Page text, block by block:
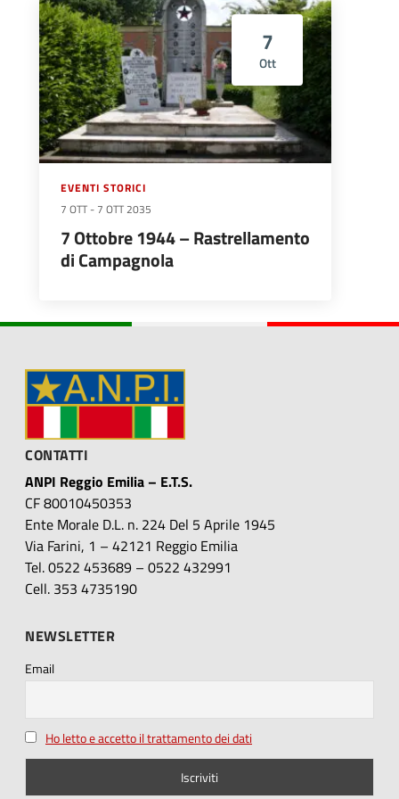
7
Ott
EVENTI STORICI
7 OTT - 7 OTT 2035
7 Ottobre 1944 – Rastrellamento
di Campagnola
CONTATTI
ANPI Reggio Emilia – E.T.S.
CF 80010450353
Ente Morale D.L. n. 224 Del 5 Aprile 1945
Via Farini, 1 – 42121 Reggio Emilia
Tel. 0522 453689 – 0522 432991
Cell. 353 4735190
NEWSLETTER
Email
Ho letto e accetto il trattamento dei dati